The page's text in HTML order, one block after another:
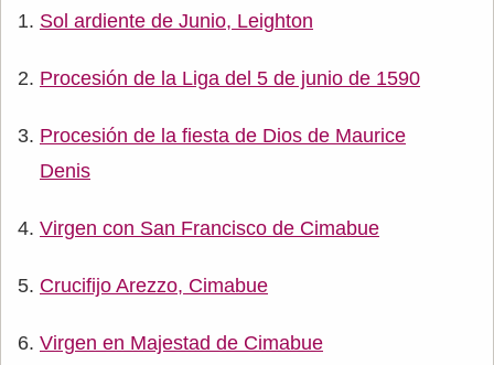
Sol ardiente de Junio, Leighton
Procesión de la Liga del 5 de junio de 1590
Procesión de la fiesta de Dios de Maurice
Denis
Virgen con San Francisco de Cimabue
Crucifijo Arezzo, Cimabue
Virgen en Majestad de Cimabue